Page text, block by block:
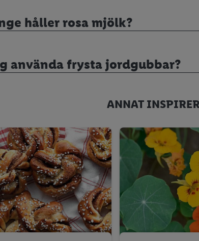
håller rosa mjölk?
använda frysta jordgubbar?
ANNAT